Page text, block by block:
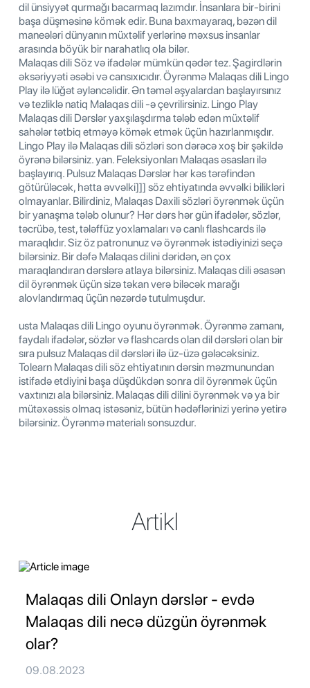
dil ünsiyyət qurmağı bacarmaq lazımdır. İnsanlara bir-birini
başa düşməsinə kömək edir. Buna baxmayaraq, bəzən dil
maneələri dünyanın müxtəlif yerlərinə məxsus insanlar
arasında böyük bir narahatlıq ola bilər.
Malaqas dili Söz və ifadələr mümkün qədər tez. Şagirdlərin
əksəriyyəti əsəbi və cansıxıcıdır. Öyrənmə Malaqas dili Lingo
Play ilə lüğət əyləncəlidir. Ən təməl əşyalardan başlayırsınız
və tezliklə natiq Malaqas dili -ə çevrilirsiniz. Lingo Play
Malaqas dili Dərslər yaxşılaşdırma tələb edən müxtəlif
sahələr tətbiq etməyə kömək etmək üçün hazırlanmışdır.
Lingo Play ilə Malaqas dili sözləri son dərəcə xoş bir şəkildə
öyrənə bilərsiniz. yan. Feleksiyonları Malaqas əsasları ilə
başlayırıq. Pulsuz Malaqas Dərslər hər kəs tərəfindən
götürüləcək, hətta əvvəlki]]] söz ehtiyatında əvvəlki bilikləri
olmayanlar. Bilirdiniz, Malaqas Daxili sözləri öyrənmək üçün
bir yanaşma tələb olunur? Hər dərs hər gün ifadələr, sözlər,
təcrübə, test, tələffüz yoxlamaları və canlı flashcards ilə
maraqlıdır. Siz öz patronunuz və öyrənmək istədiyinizi seçə
bilərsiniz. Bir dəfə Malaqas dilini dəridən, ən çox
maraqlandıran dərslərə atlaya bilərsiniz. Malaqas dili əsasən
dil öyrənmək üçün sizə təkan verə biləcək marağı
alovlandırmaq üçün nəzərdə tutulmuşdur.
usta Malaqas dili Lingo oyunu öyrənmək. Öyrənmə zamanı,
faydalı ifadələr, sözlər və flashcards olan dil dərsləri olan bir
sıra pulsuz Malaqas dil dərsləri ilə üz-üzə gələcəksiniz.
Tolearn Malaqas dili söz ehtiyatının dərsin məzmunundan
istifadə etdiyini başa düşdükdən sonra dil öyrənmək üçün
vaxtınızı ala bilərsiniz. Malaqas dili dilini öyrənmək və ya bir
mütəxəssis olmaq istəsəniz, bütün hədəflərinizi yerinə yetirə
bilərsiniz. Öyrənmə materialı sonsuzdur.
Artikl
Malaqas dili Onlayn dərslər - evdə
Malaqas dili necə düzgün öyrənmək
olar?
09.08.2023